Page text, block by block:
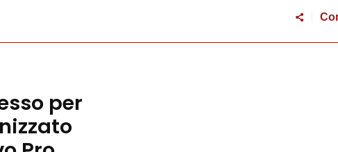
Elettorale 2026
per